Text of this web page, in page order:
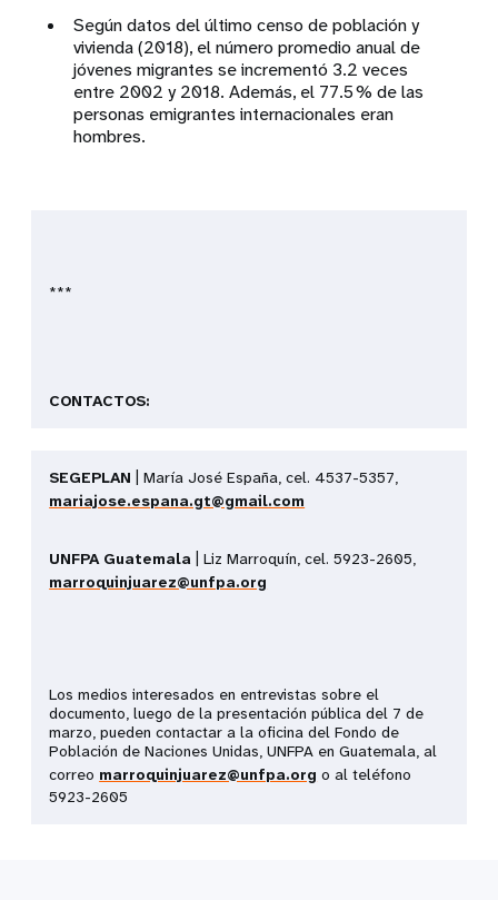
Según datos del último censo de población y
vivienda (2018), el número promedio anual de
jóvenes migrantes se incrementó 3.2 veces
entre 2002 y 2018. Además, el 77.5 % de las
personas emigrantes internacionales eran
hombres.
***
CONTACTOS:
SEGEPLAN | María José España, cel. 4537-5357,
mariajose.espana.gt@gmail.com
UNFPA Guatemala | Liz Marroquín, cel. 5923-2605,
marroquinjuarez@unfpa.org
Los medios interesados en entrevistas sobre el
documento, luego de la presentación pública del 7 de
marzo, pueden contactar a la oficina del Fondo de
Población de Naciones Unidas, UNFPA en Guatemala, al
correo marroquinjuarez@unfpa.org o al teléfono
5923-2605